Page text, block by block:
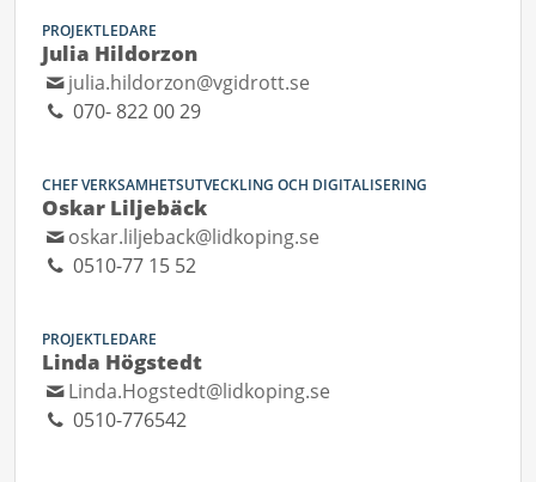
PROJEKTLEDARE
Julia Hildorzon
julia.hildorzon@vgidrott.se
070- 822 00 29
CHEF VERKSAMHETSUTVECKLING OCH DIGITALISERING
Oskar Liljebäck
oskar.liljeback@lidkoping.se
0510-77 15 52
PROJEKTLEDARE
Linda Högstedt
Linda.Hogstedt@lidkoping.se
0510-776542